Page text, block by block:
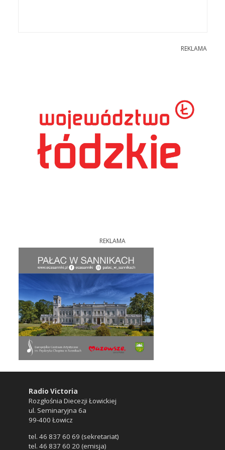
REKLAMA
REKLAMA
Radio Victoria
Rozgłośnia Diecezji Łowickiej
ul. Seminaryjna 6a
99-400 Łowicz
tel. 46 837 60 69 (sekretariat)
tel. 46 837 60 20 (emisja)